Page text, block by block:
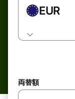
EUR
両替額